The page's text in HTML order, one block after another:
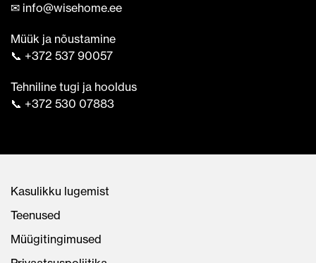
✉ info@wisehome.ee
Müük ja nõustamine
📞 +372 537 90057
Tehniline tugi ja hooldus
📞 +372 530 07883
Kasulikku lugemist
Teenused
Müügitingimused